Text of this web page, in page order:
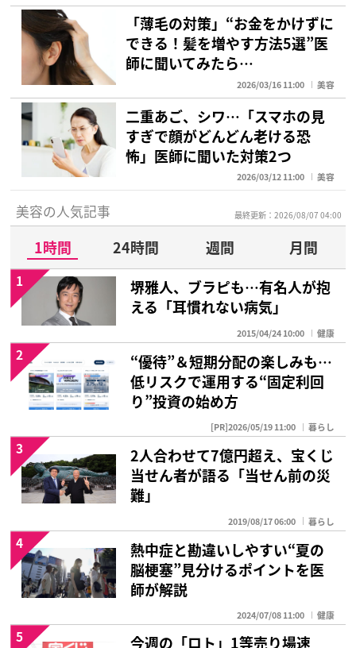
「薄毛の対策」“お金をかけずに
できる！髪を増やす方法5選”医
師に聞いてみたら…
2026/03/16 11:00 美容
二重あご、シワ…「スマホの見
すぎで顔がどんどん老ける恐
怖」医師に聞いた対策2つ
2026/03/12 11:00 美容
美容の人気記事 最終更新：2026/08/07 04:00
1時間 24時間 週間
月間
堺雅人、ブラピも…有名人が抱
える「耳慣れない病気」
2015/04/24 10:00 健康
1
“優待”＆短期分配の楽しみも…
低リスクで運用する“固定利回
り”投資の始め方
[PR]2026/05/19 11:00 暮らし
2
2人合わせて7億円超え、宝くじ
当せん者が語る「当せん前の災
難」
2019/08/17 06:00 暮らし
3
熱中症と勘違いしやすい“夏の
脳梗塞”見分けるポイントを医
師が解説
2024/07/08 11:00 健康
4
今週の「ロト」1等売り場速
5